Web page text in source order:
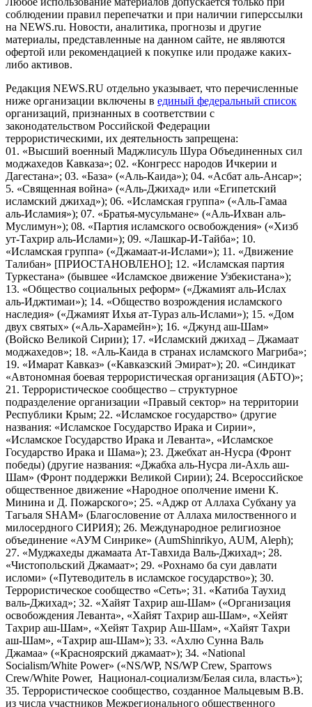
соблюдении правил перепечатки и при наличии гиперссылки
на NEWS.ru. Новости, аналитика, прогнозы и другие
материалы, представленные на данном сайте, не являются
офертой или рекомендацией к покупке или продаже каких-
либо активов.
Редакция NEWS.RU отдельно указывает, что перечисленные
ниже организации включены в единый федеральный список
организаций, признанных в соответствии с
законодательством Российской Федерации
террористическими, их деятельность запрещена:
01. «Высший военный Маджлисуль Шура Объединенных сил
моджахедов Кавказа»; 02. «Конгресс народов Ичкерии и
Дагестана»; 03. «База» («Аль-Каида»); 04. «Асбат аль-Ансар»;
5. «Священная война» («Аль-Джихад» или «Египетский
исламский джихад»); 06. «Исламская группа» («Аль-Гамаа
аль-Исламия»); 07. «Братья-мусульмане» («Аль-Ихван аль-
Муслимун»); 08. «Партия исламского освобождения» («Хизб
ут-Тахрир аль-Ислами»); 09. «Лашкар-И-Тайба»; 10.
«Исламская группа» («Джамаат-и-Ислами»); 11. «Движение
Талибан» [ПРИОСТАНОВЛЕНО]; 12. «Исламская партия
Туркестана» (бывшее «Исламское движение Узбекистана»);
13. «Общество социальных реформ» («Джамият аль-Ислах
аль-Иджтимаи»); 14. «Общество возрождения исламского
наследия» («Джамият Ихья ат-Тураз аль-Ислами»); 15. «Дом
двух святых» («Аль-Харамейн»); 16. «Джунд аш-Шам»
(Войско Великой Сирии); 17. «Исламский джихад – Джамаат
моджахедов»; 18. «Аль-Каида в странах исламского Магриба»;
19. «Имарат Кавказ» («Кавказский Эмират»); 20. «Синдикат
«Автономная боевая террористическая организация (АБТО)»;
21. Террористическое сообщество – структурное
подразделение организации «Правый сектор» на территории
Республики Крым; 22. «Исламское государство» (другие
названия: «Исламское Государство Ирака и Сирии»,
«Исламское Государство Ирака и Леванта», «Исламское
Государство Ирака и Шама»); 23. Джебхат ан-Нусра (Фронт
победы) (другие названия: «Джабха аль-Нусра ли-Ахль аш-
Шам» (Фронт поддержки Великой Сирии); 24. Всероссийское
общественное движение «Народное ополчение имени К.
Минина и Д. Пожарского»; 25. «Аджр от Аллаха Субхану уа
Тагьаля SHAM» (Благословение от Аллаха милоственного и
милосердного СИРИЯ); 26. Международное религиозное
объединение «АУМ Синрике» (AumShinrikyo, AUM, Aleph);
27. «Муджахеды джамаата Ат-Тавхида Валь-Джихад»; 28.
«Чистопольский Джамаат»; 29. «Рохнамо ба суи давлати
исломи» («Путеводитель в исламское государство»); 30.
Террористическое сообщество «Сеть»; 31. «Катиба Таухид
валь-Джихад»; 32. «Хайят Тахрир аш-Шам» («Организация
освобождения Леванта», «Хайят Тахрир аш-Шам», «Хейят
Тахрир аш-Шам», «Хейят Тахрир Аш-Шам», «Хайят Тахри
аш-Шам», «Тахрир аш-Шам»); 33. «Ахлю Сунна Валь
Джамаа» («Красноярский джамаат»); 34. «National
Socialism/White Power» («NS/WP, NS/WP Crew, Sparrows
Crew/White Power, Национал-социализм/Белая сила, власть»);
35. Террористическое сообщество, созданное Мальцевым В.В.
из числа участников Межрегионального общественного